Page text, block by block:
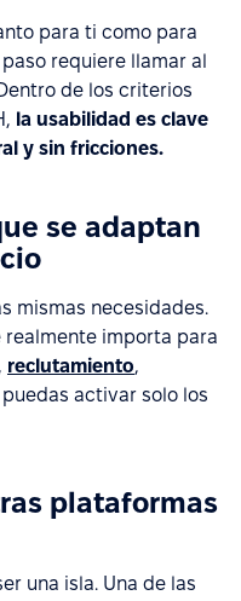
para ti como para
requiere llamar al
de los criterios
la usabilidad es clave
y sin fricciones.
se adaptan
mismas necesidades.
realmente importa para
reclutamiento,
activar solo los
plataformas
una isla. Una de las